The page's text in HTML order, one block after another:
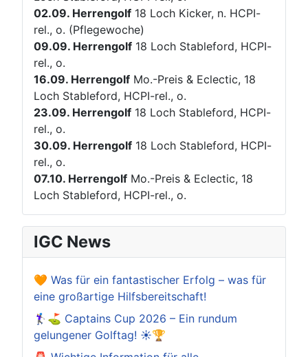
02.09. Herrengolf 18 Loch Kicker, n. HCPI-
rel., o. (Pflegewoche)
09.09. Herrengolf 18 Loch Stableford, HCPI-
rel., o.
16.09. Herrengolf Mo.-Preis & Eclectic, 18
Loch Stableford, HCPI-rel., o.
23.09. Herrengolf 18 Loch Stableford, HCPI-
rel., o.
30.09. Herrengolf 18 Loch Stableford, HCPI-
rel., o.
07.10. Herrengolf Mo.-Preis & Eclectic, 18
Loch Stableford, HCPI-rel., o.
IGC News
🧡 Was für ein fantastischer Erfolg – was für
eine großartige Hilfsbereitschaft!
🏌️‍♀️⛳ Captains Cup 2026 – Ein rundum
gelungener Golftag! ☀️🏆